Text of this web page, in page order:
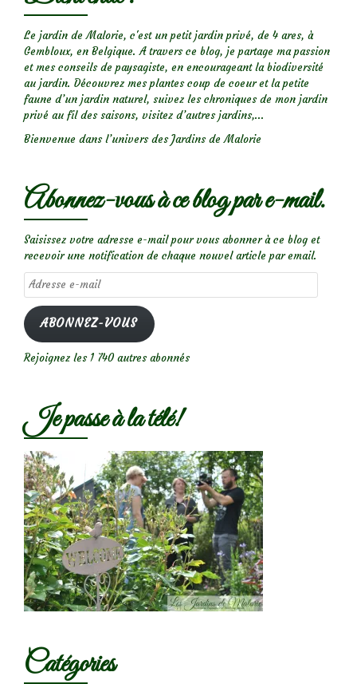
Le jardin de Malorie, c'est un petit jardin privé, de 4 ares, à
Gembloux, en Belgique. A travers ce blog, je partage ma passion
et mes conseils de paysagiste, en encourageant la biodiversité
au jardin. Découvrez mes plantes coup de coeur et la petite
faune d’un jardin naturel, suivez les chroniques de mon jardin
privé au fil des saisons, visitez d’autres jardins,...
Bienvenue dans l’univers des Jardins de Malorie
Abonnez-vous à ce blog par e-mail.
Saisissez votre adresse e-mail pour vous abonner à ce blog et
recevoir une notification de chaque nouvel article par email.
Adresse
e-
mail
ABONNEZ-VOUS
Rejoignez les 1 740 autres abonnés
Je passe à la télé!
Catégories